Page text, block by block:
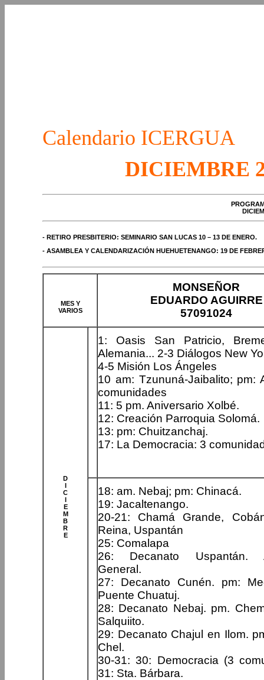
Calendario ICERGUA
DICIEMBRE
- RETIRO PRESBITERIO: SEMINARIO SAN LUCAS 10 – 13 DE ENERO.
- ASAMBLEA Y CALENDARIZACIÓN HUEHUETENANGO: 19 DE
MES Y
VARIOS
MONSEÑOR
EDUARDO AGUIRRE
57091024
D
I
C
I
E
M
B
R
E
1: Oasis San Patricio,
Alemania... 2-3 Diálogos New
4-5 Misión Los Ángeles
10 am: Tzununá-Jaibalito; pm:
comunidades
11: 5 pm. Aniversario Xolbé.
12: Creación Parroquia Solomá.
13: pm: Chuitzanchaj.
17: La Democracia: 3
18: am. Nebaj; pm: Chinacá.
19: Jacaltenango.
20-21: Chamá Grande,
Reina, Uspantán
25: Comalapa
26: Decanato Uspantán.
General.
27: Decanato Cunén. pm:
Puente Chuatuj.
28: Decanato Nebaj. pm.
Salquiito.
29: Decanato Chajul en Ilom.
Chel.
30-31: 30: Democracia (3
31: Sta. Bárbara.